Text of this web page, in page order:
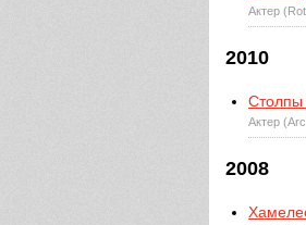
Актер
2010
Столпы
Актер
2008